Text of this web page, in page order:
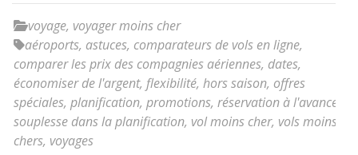
voyage, voyager moins cher
aéroports, astuces, comparateurs de vols en ligne,
comparer les prix des compagnies aériennes, dates,
économiser de l'argent, flexibilité, hors saison, offres
spéciales, planification, promotions, réservation à l'avance
souplesse dans la planification, vol moins cher, vols moins
chers, voyages